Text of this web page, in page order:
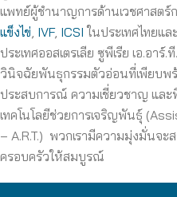
แพทย์ผู้ชำนาญการด้านเวชศาสตร์
แข็งไข่, IVF, ICSI ในประเทศไทยแ
ประเทศออสเตรเลีย ซูพีเรีย เอ.อา
วินิจฉัยพันธุกรรมตัวอ่อนที่เพียบพ
ประสบการณ์ ความเชี่ยวชาญ แล
เทคโนโลยีช่วยการเจริญพันธุ์
– A.R.T.) พวกเรามีความมุ่งมั่นจ
ครอบครัวให้สมบูรณ์